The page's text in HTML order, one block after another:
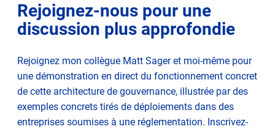
Rejoignez-nous pour une
discussion plus approfondie
Rejoignez mon collègue Matt Sager et moi-même pour
une démonstration en direct du fonctionnement concret
de cette architecture de gouvernance, illustrée par des
exemples concrets tirés de déploiements dans des
entreprises soumises à une réglementation. Inscrivez-